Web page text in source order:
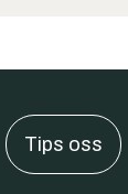
Tips oss